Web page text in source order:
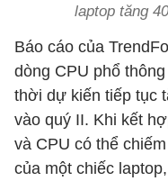
laptop tăng
Báo cáo của
dòng CPU phổ
thời dự kiến tiếp tục
vào quý II. Khi kết
và CPU có thể
của một chiếc